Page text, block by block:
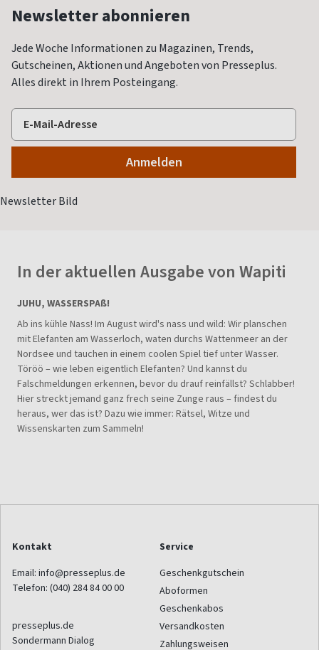
Newsletter abonnieren
Jede Woche Informationen zu Magazinen, Trends,
Gutscheinen, Aktionen und Angeboten von Presseplus.
Alles direkt in Ihrem Posteingang.
In der aktuellen Ausgabe von Wapiti
JUHU, WASSERSPAß!
Ab ins kühle Nass! Im August wird's nass und wild: Wir planschen
mit Elefanten am Wasserloch, waten durchs Wattenmeer an der
Nordsee und tauchen in einem coolen Spiel tief unter Wasser.
Töröö – wie leben eigentlich Elefanten? Und kannst du
Falschmeldungen erkennen, bevor du drauf reinfällst? Schlabber!
Hier streckt jemand ganz frech seine Zunge raus – findest du
heraus, wer das ist? Dazu wie immer: Rätsel, Witze und
Wissenskarten zum Sammeln!
Kontakt
Email: info@presseplus.de
Telefon: (040) 284 84 00 00
presseplus.de
Sondermann Dialog
Service
Geschenkgutschein
Aboformen
Geschenkabos
Versandkosten
Zahlungsweisen